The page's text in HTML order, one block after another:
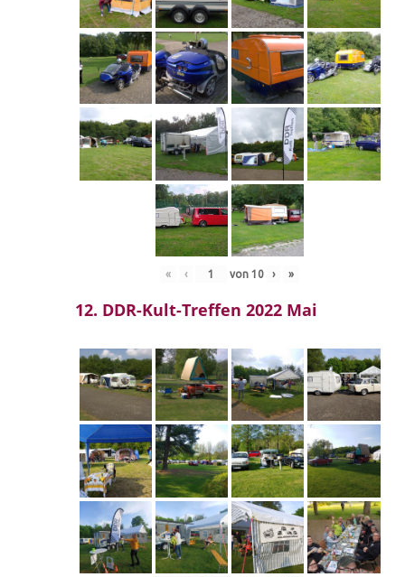
« ‹ von 10 › »
12. DDR-Kult-Treffen 2022 Mai